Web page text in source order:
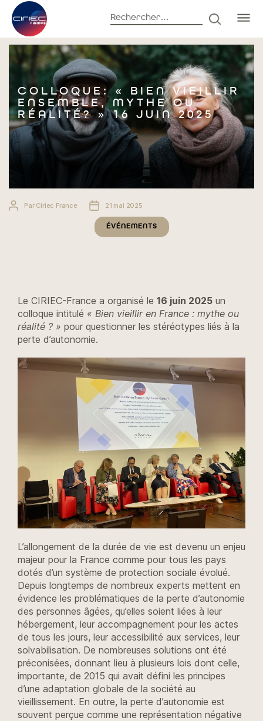
Rechercher :
Accueil Événements
Colloque: « Bien vieillir ensemble, mythe
ou réalité? » 16 juin 2025
COLLOQUE: « BIEN VIEILLIR
ENSEMBLE, MYTHE OU
RÉALITÉ? » 16 JUIN 2025
Auteur
Par Ciriec France
Date
l’article
21 mai 2025
Catégories
ÉVÉNEMENTS
Le CIRIEC-France a organisé le 16 juin 2025 un
colloque intitulé « Bien vieillir en France : mythe ou
réalité ? » pour questionner les stéréotypes liés à la
perte d’autonomie.
L’allongement de la durée de vie est devenu un enjeu
majeur pour la France comme pour tous les pays
dotés d’un système de protection sociale évolué.
Depuis longtemps de nombreux experts mettent en
évidence les problématiques de la perte d’autonomie
des personnes âgées, qu’elles soient liées à leur
hébergement, leur accompagnement pour les actes
de tous les jours, leur accessibilité aux services, leur
solvabilisation. De nombreuses solutions ont été
préconisées, donnant lieu à plusieurs lois dont celle,
importante, de 2015 qui avait défini les principes
d’une adaptation globale de la société au
vieillissement. En outre, la perte d’autonomie est
souvent perçue comme une représentation négative